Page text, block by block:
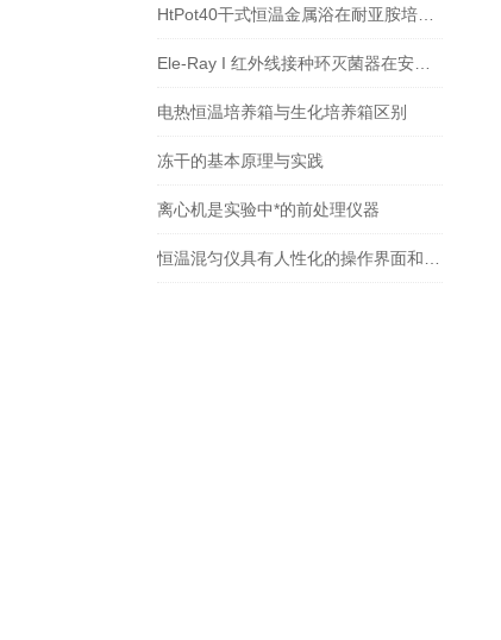
电热恒温培养箱与生化培养箱区别
冻干的基本原理与实践
离心机是实验中*的前处理仪器